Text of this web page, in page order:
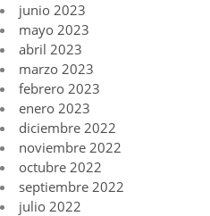
junio 2023
mayo 2023
abril 2023
marzo 2023
febrero 2023
enero 2023
diciembre 2022
noviembre 2022
octubre 2022
septiembre 2022
julio 2022